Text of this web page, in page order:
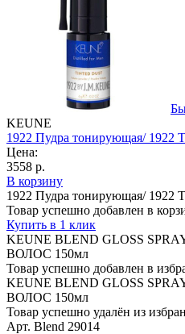
KEUNE
1922 Пудра тонирующая/ 1922
Цена:
3558 р.
В корзину
1922 Пудра тонирующая/ 1922
Товар успешно добавлен в
Купить в 1 клик
KEUNE BLEND GLOSS
ВОЛОС 150мл
Товар успешно добавлен в
KEUNE BLEND GLOSS
ВОЛОС 150мл
Товар успешно удалён из
Арт. Blend 29014